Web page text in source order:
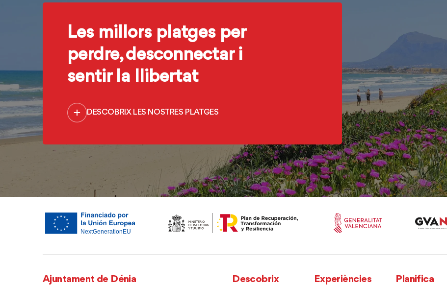
Les millors platges per
perdre, desconnectar i
sentir la llibertat
DESCOBRIX LES NOSTRES PLATGES
Ajuntament de Dénia Descobrix Experiències Planifica